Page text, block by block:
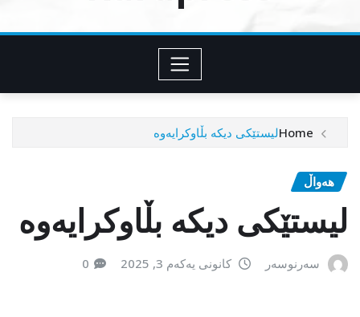
Homeلیستێکی دیکە بڵاوکرایەوە
هەواڵ
لیستێکی دیکە بڵاوکرایەوە
سەرنوسەر کانونی یەکەم 3, 2025 0